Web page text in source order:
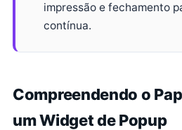
impressão e fechamento
contínua.
Compreendendo o
um Widget de Popup